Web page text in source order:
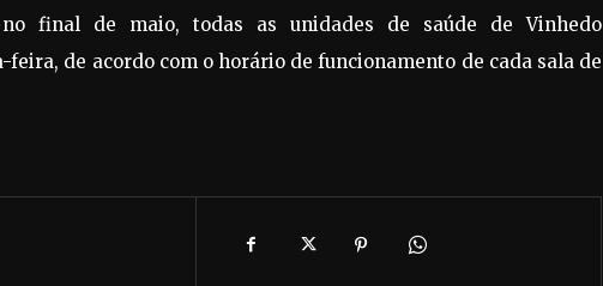
final de maio, todas as unidades de saúde de Vinhedo
de acordo com o horário de funcionamento de cada sala de